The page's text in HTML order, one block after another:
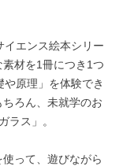
エンス絵本シリー
材を1冊につき1つ
原理」を体験でき
ろん、未就学のお
ラス」。
って、遊びながら